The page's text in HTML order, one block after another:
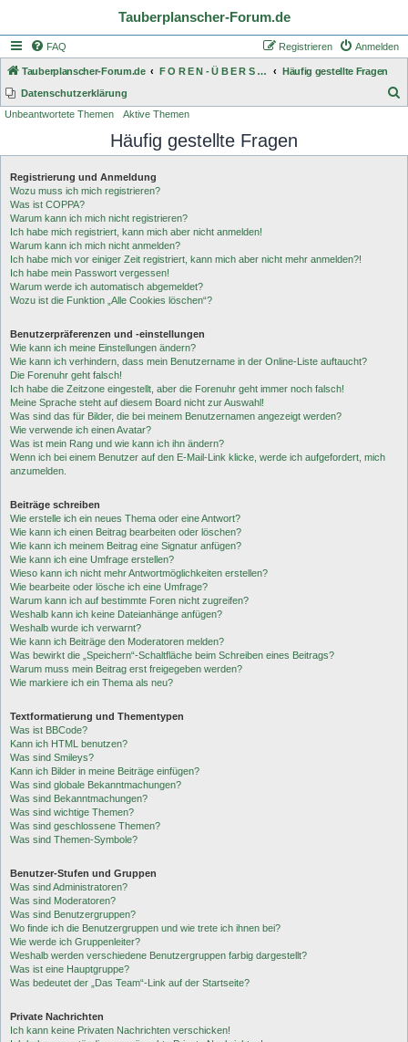
Tauberplanscher-Forum.de
FAQ Anmelden
Registrieren
Tauberplanscher-Forum.de F O R E N - Ü B E R S I C H T
Häufig gestellte Fragen
Datenschutzerklärung
h
Unbeantwortete Themen Aktive Themen
Häufig gestellte Fragen
Registrierung und Anmeldung
Wozu muss ich mich registrieren?
Was ist COPPA?
Warum kann ich mich nicht registrieren?
Ich habe mich registriert, kann mich aber nicht anmelden!
Warum kann ich mich nicht anmelden?
Ich habe mich vor einiger Zeit registriert, kann mich aber nicht mehr anmelden?!
Ich habe mein Passwort vergessen!
Warum werde ich automatisch abgemeldet?
Wozu ist die Funktion „Alle Cookies löschen“?
Benutzerpräferenzen und -einstellungen
Wie kann ich meine Einstellungen ändern?
Wie kann ich verhindern, dass mein Benutzername in der Online-Liste auftaucht?
Die Forenuhr geht falsch!
Ich habe die Zeitzone eingestellt, aber die Forenuhr geht immer noch falsch!
Meine Sprache steht auf diesem Board nicht zur Auswahl!
Was sind das für Bilder, die bei meinem Benutzernamen angezeigt werden?
Wie verwende ich einen Avatar?
Was ist mein Rang und wie kann ich ihn ändern?
Wenn ich bei einem Benutzer auf den E-Mail-Link klicke, werde ich aufgefordert, mich
anzumelden.
Beiträge schreiben
Wie erstelle ich ein neues Thema oder eine Antwort?
Wie kann ich einen Beitrag bearbeiten oder löschen?
Wie kann ich meinem Beitrag eine Signatur anfügen?
Wie kann ich eine Umfrage erstellen?
Wieso kann ich nicht mehr Antwortmöglichkeiten erstellen?
Wie bearbeite oder lösche ich eine Umfrage?
Warum kann ich auf bestimmte Foren nicht zugreifen?
Weshalb kann ich keine Dateianhänge anfügen?
Weshalb wurde ich verwarnt?
Wie kann ich Beiträge den Moderatoren melden?
Was bewirkt die „Speichern“-Schaltfläche beim Schreiben eines Beitrags?
Warum muss mein Beitrag erst freigegeben werden?
Wie markiere ich ein Thema als neu?
Textformatierung und Thementypen
Was ist BBCode?
Kann ich HTML benutzen?
Was sind Smileys?
Kann ich Bilder in meine Beiträge einfügen?
Was sind globale Bekanntmachungen?
Was sind Bekanntmachungen?
Was sind wichtige Themen?
Was sind geschlossene Themen?
Was sind Themen-Symbole?
Benutzer-Stufen und Gruppen
Was sind Administratoren?
Was sind Moderatoren?
Was sind Benutzergruppen?
Wo finde ich die Benutzergruppen und wie trete ich ihnen bei?
Wie werde ich Gruppenleiter?
Weshalb werden verschiedene Benutzergruppen farbig dargestellt?
Was ist eine Hauptgruppe?
Was bedeutet der „Das Team“-Link auf der Startseite?
Private Nachrichten
Ich kann keine Privaten Nachrichten verschicken!